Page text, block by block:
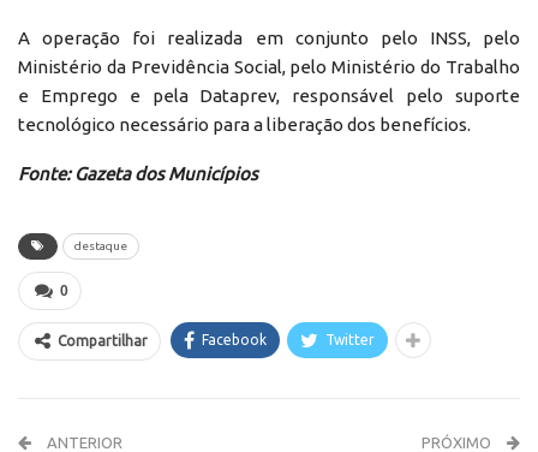
A operação foi realizada em conjunto pelo INSS, pelo
Ministério da Previdência Social, pelo Ministério do Trabalho
e Emprego e pela Dataprev, responsável pelo suporte
tecnológico necessário para a liberação dos benefícios.
Fonte: Gazeta dos Municípios
destaque
0
Compartilhar Facebook Twitter
ANTERIOR PRÓXIMO